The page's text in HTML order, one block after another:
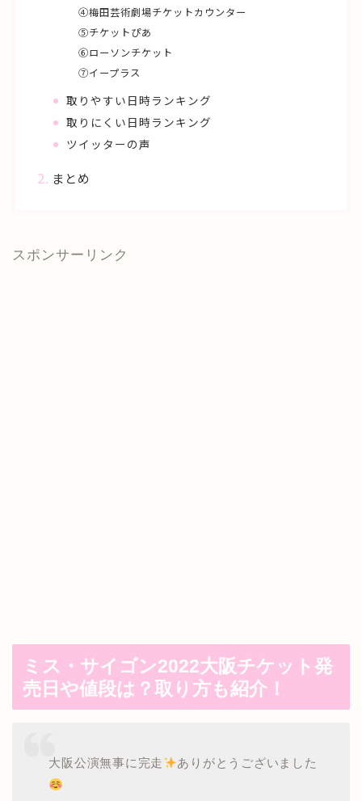
④梅田芸術劇場チケットカウンター
⑤チケットぴあ
⑥ローソンチケット
⑦イープラス
取りやすい日時ランキング
取りにくい日時ランキング
ツイッターの声
まとめ
スポンサーリンク
ミス・サイゴン2022大阪チケット発
売日や値段は？取り方も紹介！
大阪公演無事に完走 ありがとうございました